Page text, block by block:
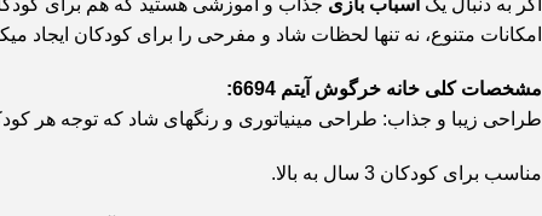
اگر به دنبال یک اسباب بازی جذاب و آموزشی هستید که هم برای
امکانات متنوع، نه تنها لحظات شاد و مفرحی را برای کودکان ایجاد
مشخصات کلی خانه خرگوش آیتم 6694:
طراحی زیبا و جذاب: طراحی مینیاتوری و رنگهای شاد که توجه هر
مناسب برای کودکان 3 سال به بالا.